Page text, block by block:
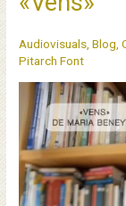
Audiovisuals,Blog,
Pitarch Font